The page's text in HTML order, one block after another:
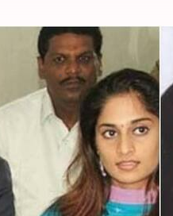
ஷாலினி
Apr 24, 2023 12:53 pm
ஷாலினி இன்று
புகைப்படங்கள்,